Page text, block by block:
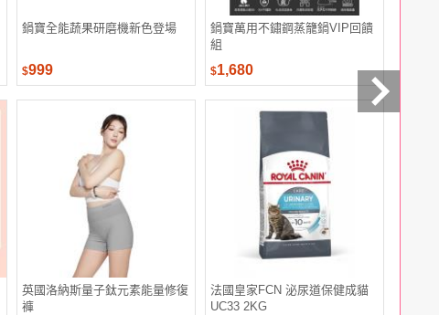
鍋寶全能蔬果研磨機新色登場
$999
鍋寶萬用不鏽鋼蒸籠鍋VIP回饋
組
$1,680
英國洛納斯量子鈦元素能量修復
褲
法國皇家FCN 泌尿道保健成貓
UC33 2KG
$319